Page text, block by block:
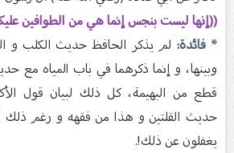
((إنها ليست بنجس إنما هي من الطوافين
* فائدة:لم يذكر الحافظ حديث الكلب و
وبينها، و إنما ذكرهما في باب المياه مع
قطع من البهيمة، كل ذلك لبيان قول
حديث القلتين و هذا من فقهه و رغم ذلك
يغفلون عن ذلك!.